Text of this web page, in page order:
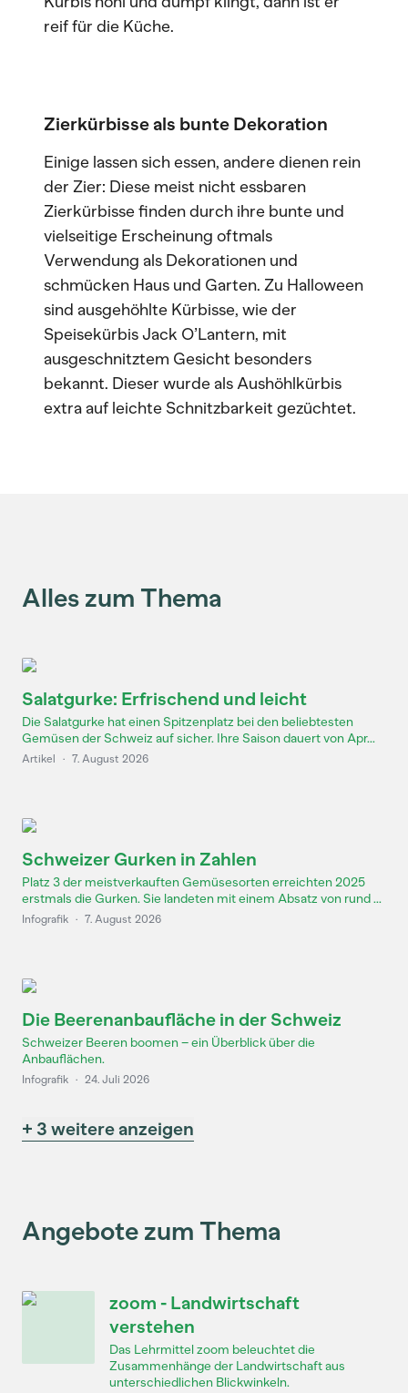
reif für die Küche.
Zierkürbisse als bunte Dekoration
Einige lassen sich essen, andere dienen rein
der Zier: Diese meist nicht essbaren
Zierkürbisse finden durch ihre bunte und
vielseitige Erscheinung oftmals
Verwendung als Dekorationen und
schmücken Haus und Garten. Zu Halloween
sind ausgehöhlte Kürbisse, wie der
Speisekürbis Jack O’Lantern, mit
ausgeschnitztem Gesicht besonders
bekannt. Dieser wurde als Aushöhlkürbis
extra auf leichte Schnitzbarkeit gezüchtet.
Alles zum Thema
Salatgurke: Erfrischend und leicht
Die Salatgurke hat einen Spitzenplatz bei den beliebtesten
Gemüsen der Schweiz auf sicher. Ihre Saison dauert von Apr...
Artikel · 7. August 2026
Schweizer Gurken in Zahlen
Platz 3 der meistverkauften Gemüsesorten erreichten 2025
erstmals die Gurken. Sie landeten mit einem Absatz von rund ...
Infografik · 7. August 2026
Die Beerenanbaufläche in der Schweiz
Schweizer Beeren boomen – ein Überblick über die
Anbauflächen.
Infografik · 24. Juli 2026
+ 3 weitere anzeigen
Angebote zum Thema
zoom - Landwirtschaft
verstehen
Das Lehrmittel zoom beleuchtet die
Zusammenhänge der Landwirtschaft aus
unterschiedlichen Blickwinkeln.